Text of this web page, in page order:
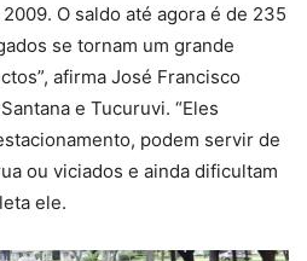
O saldo até agora é de 235
se tornam um grande
afirma José Francisco
e Tucuruvi. “Eles
podem servir de
ou viciados e ainda dificultam
ele.